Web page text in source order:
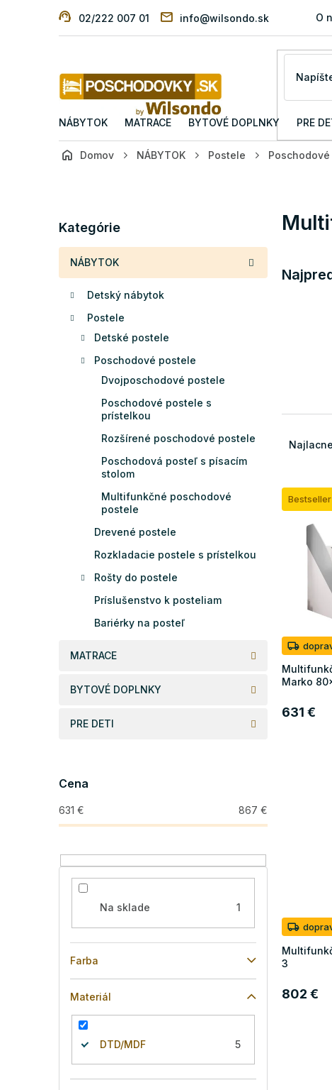
02/222 007 01 info@wilsondo.sk O
NÁBYTOK MATRACE BYTOVÉ DOPLNKY PRE
Domov NÁBYTOK Postele
n
p
kategórie
Kategórie
NÁBYTOK
Detský nábytok
Postele
Detské postele
Poschodové postele
Dvojposchodové postele
Poschodové postele s
prístelkou
Rozšírené poschodové postele
Poschodová posteľ s písacím
stolom
Multifunkčné poschodové
postele
Drevené postele
Rozkladacie postele s prístelkou
Rošty do postele
Príslušenstvo k posteliam
Bariérky na posteľ
MATRACE
BYTOVÉ DOPLNKY
PRE DETI
Cena
631 € 867 €
Na sklade 1
Farba
Materiál
DTD/MDF 5
n
i
o
v
V
u
k
t
o
v
Bestseller
Marko
631 €
3
802 €